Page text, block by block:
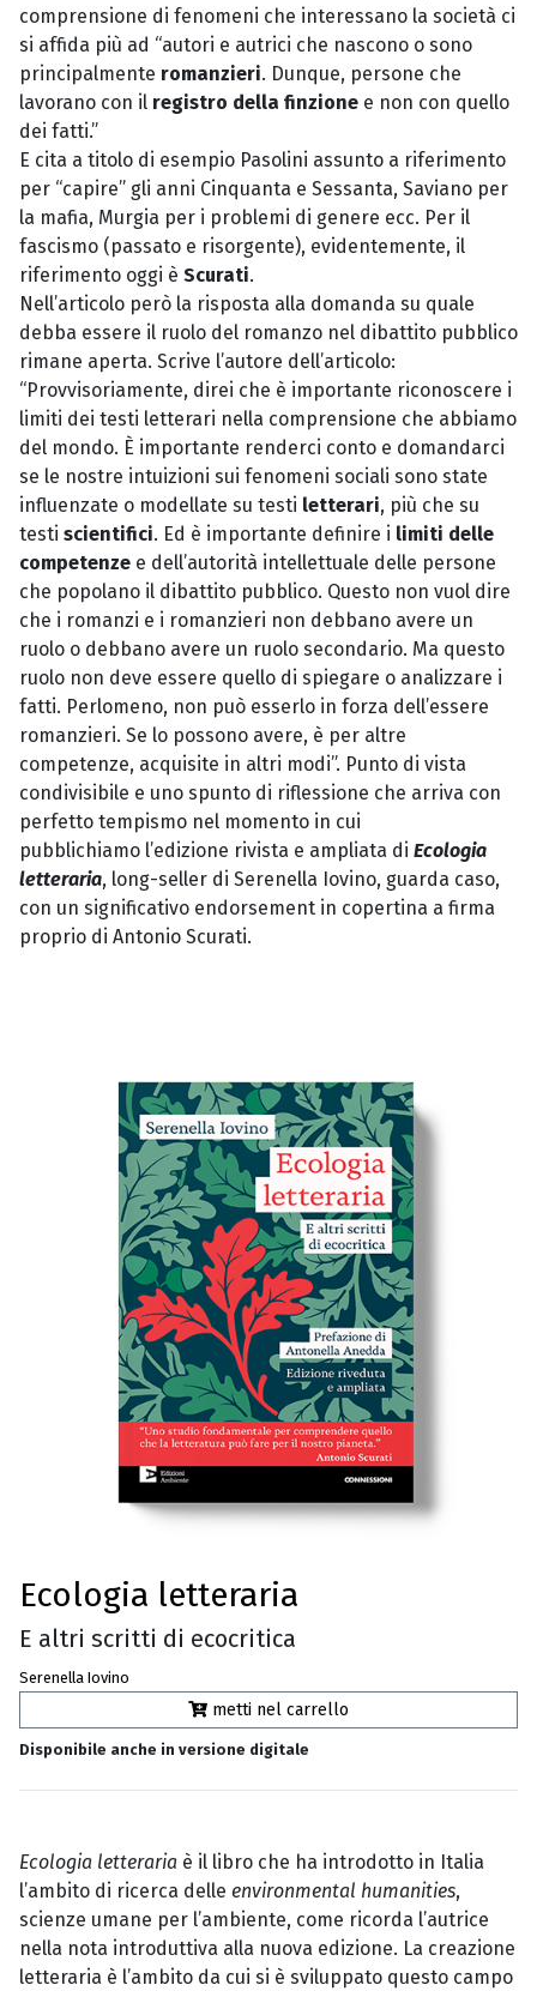
comprensione di fenomeni che interessano la società ci
si affida più ad “autori e autrici che nascono o sono
principalmente romanzieri. Dunque, persone che
lavorano con il registro della finzione e non con quello
dei fatti.”
E cita a titolo di esempio Pasolini assunto a riferimento
per “capire” gli anni Cinquanta e Sessanta, Saviano per
la mafia, Murgia per i problemi di genere ecc. Per il
fascismo (passato e risorgente), evidentemente, il
riferimento oggi è Scurati.
Nell’articolo però la risposta alla domanda su quale
debba essere il ruolo del romanzo nel dibattito pubblico
rimane aperta. Scrive l’autore dell’articolo:
“Provvisoriamente, direi che è importante riconoscere i
limiti dei testi letterari nella comprensione che abbiamo
del mondo. È importante renderci conto e domandarci
se le nostre intuizioni sui fenomeni sociali sono state
influenzate o modellate su testi letterari, più che su
testi scientifici. Ed è importante definire i limiti delle
competenze e dell’autorità intellettuale delle persone
che popolano il dibattito pubblico. Questo non vuol dire
che i romanzi e i romanzieri non debbano avere un
ruolo o debbano avere un ruolo secondario. Ma questo
ruolo non deve essere quello di spiegare o analizzare i
fatti. Perlomeno, non può esserlo in forza dell’essere
romanzieri. Se lo possono avere, è per altre
competenze, acquisite in altri modi”. Punto di vista
condivisibile e uno spunto di riflessione che arriva con
perfetto tempismo nel momento in cui
pubblichiamo l’edizione rivista e ampliata di Ecologia
letteraria, long-seller di Serenella Iovino, guarda caso,
con un significativo endorsement in copertina a firma
proprio di Antonio Scurati.
Ecologia letteraria
E altri scritti di ecocritica
Serenella Iovino
metti nel carrello
Disponibile anche in versione digitale
Ecologia letteraria è il libro che ha introdotto in Italia
l’ambito di ricerca delle environmental humanities,
scienze umane per l’ambiente, come ricorda l’autrice
nella nota introduttiva alla nuova edizione. La creazione
letteraria è l’ambito da cui si è sviluppato questo campo